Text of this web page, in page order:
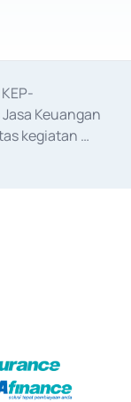
Keuangan
kegiatan